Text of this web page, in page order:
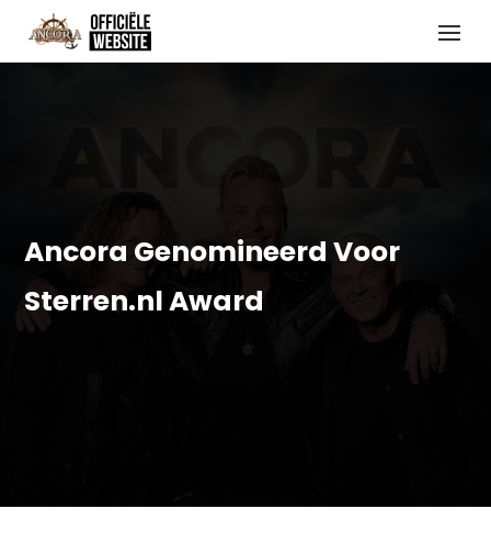
Ancora Genomineerd Voor
Sterren.nl Award